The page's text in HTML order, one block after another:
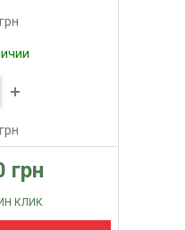
грн
КЛИК